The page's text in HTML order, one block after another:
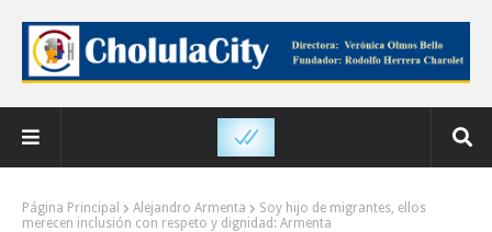
Página Principal Alejandro Armenta
Soy hijo de migrantes, ellos
merecen inclusión con respeto y dignidad: Armenta